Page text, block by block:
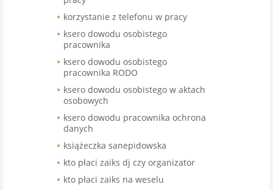
korzystanie z telefonu w pracy
ksero dowodu osobistego
pracownika
ksero dowodu osobistego
pracownika RODO
ksero dowodu osobistego w aktach
osobowych
ksero dowodu pracownika ochrona
danych
książeczka sanepidowska
kto płaci zaiks dj czy organizator
kto płaci zaiks na weselu